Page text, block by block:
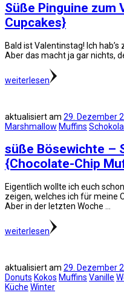
Süße Pinguine zum
Cupcakes}
Bald ist Valentinstag! Ich
Aber das macht ja gar nichts,
weiterlesen
aktualisiert am 29. Dezember
Marshmallow Muffins
süße Bösewichte –
{Chocolate-Chip
Eigentlich wollte ich euch
zeigen, welches ich für meine
Aber in der letzten Woche …
weiterlesen
aktualisiert am 29. Dezember
Donuts Kokos Muffins Vanille
Küche Winter